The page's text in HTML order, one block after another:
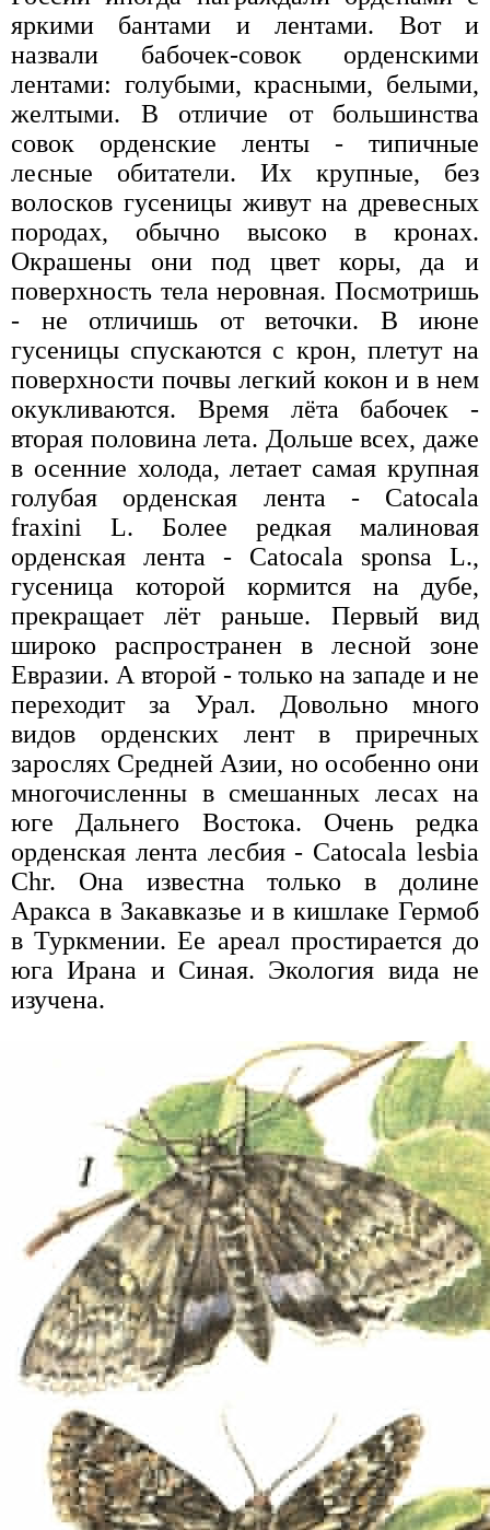
яркими бантами и лентами. Вот и
назвали бабочек-совок орденскими
лентами: голубыми, красными, белыми,
желтыми. В отличие от большинства
совок орденские ленты - типичные
лесные обитатели. Их крупные, без
волосков гусеницы живут на древесных
породах, обычно высоко в кронах.
Окрашены они под цвет коры, да и
поверхность тела неровная. Посмотришь
- не отличишь от веточки. В июне
гусеницы спускаются с крон, плетут на
поверхности почвы легкий кокон и в нем
окукливаются. Время лёта бабочек -
вторая половина лета. Дольше всех, даже
в осенние холода, летает самая крупная
голубая орденская лента - Catocala
fraxini L. Более редкая малиновая
орденская лента - Catocala sponsa L.,
гусеница которой кормится на дубе,
прекращает лёт раньше. Первый вид
широко распространен в лесной зоне
Евразии. А второй - только на западе и не
переходит за Урал. Довольно много
видов орденских лент в приречных
зарослях Средней Азии, но особенно они
многочисленны в смешанных лесах на
юге Дальнего Востока. Очень редка
орденская лента лесбия - Catocala lesbia
Chr. Она известна только в долине
Аракса в Закавказье и в кишлаке Гермоб
в Туркмении. Ее ареал простирается до
юга Ирана и Синая. Экология вида не
изучена.